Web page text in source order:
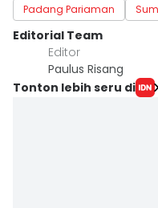
Padang Pariaman
Editorial Team
Editor
Paulus Risang
Tonton lebih seru di